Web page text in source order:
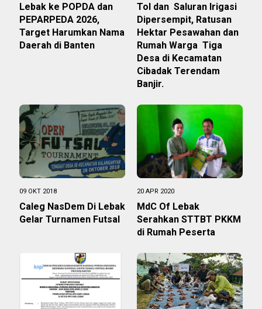
Lebak ke POPDA dan
PEPARPEDA 2026,
Target Harumkan Nama
Daerah di Banten
Tol dan Saluran Irigasi
Dipersempit, Ratusan
Hektar Pesawahan dan
Rumah Warga Tiga
Desa di Kecamatan
Cibadak Terendam
Banjir.
09 OKT 2018
Caleg NasDem Di Lebak
Gelar Turnamen Futsal
20 APR 2020
MdC Of Lebak
Serahkan STTBT PKKM
di Rumah Peserta